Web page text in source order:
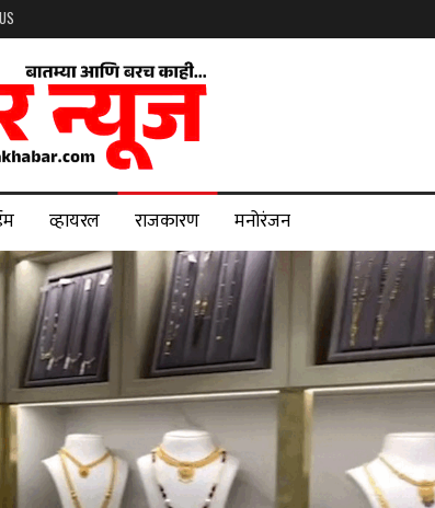
व्हायरल राजकारण मनोरंजन